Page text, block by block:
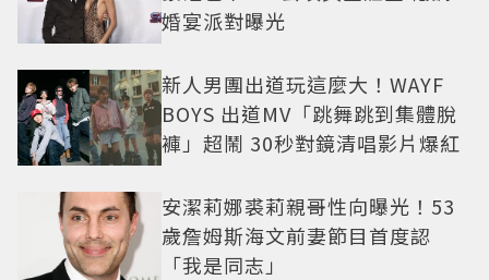
婚宴派對曝光
新人男團出道玩這麼大！WAYF
BOYS 出道MV「跳舞跳到集體脫
褲」超鬧 30秒對鏡清唱影片爆紅
安潔莉娜裘莉親哥性向曝光！53
歲詹姆斯海文前妻節目首度認
「我是同志」